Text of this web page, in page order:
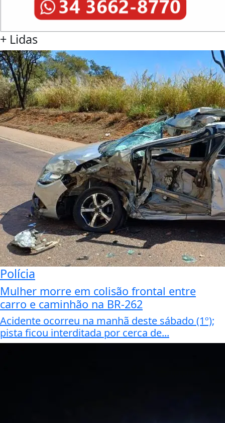
+ Lidas
Polícia
Mulher morre em colisão frontal entre
carro e caminhão na BR-262
Acidente ocorreu na manhã deste sábado (1º);
pista ficou interditada por cerca de...